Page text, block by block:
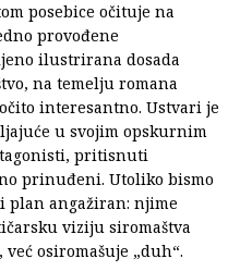
posebice očituje na
provođene
ilustrirana dosada
na temelju romana
interesantno. Ustvari je
u svojim opskurnim
pritisnuti
prinuđeni. Utoliko bismo
plan angažiran: njime
viziju siromaštva
osiromašuje „duh“.